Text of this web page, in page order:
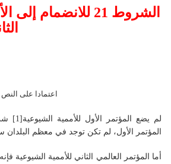
الشروط 21
اعتمادا على
لم
المؤتمر الأول، لم تكن توجد في معظم البلدان
أما المؤتمر العالمي الثاني للأممية